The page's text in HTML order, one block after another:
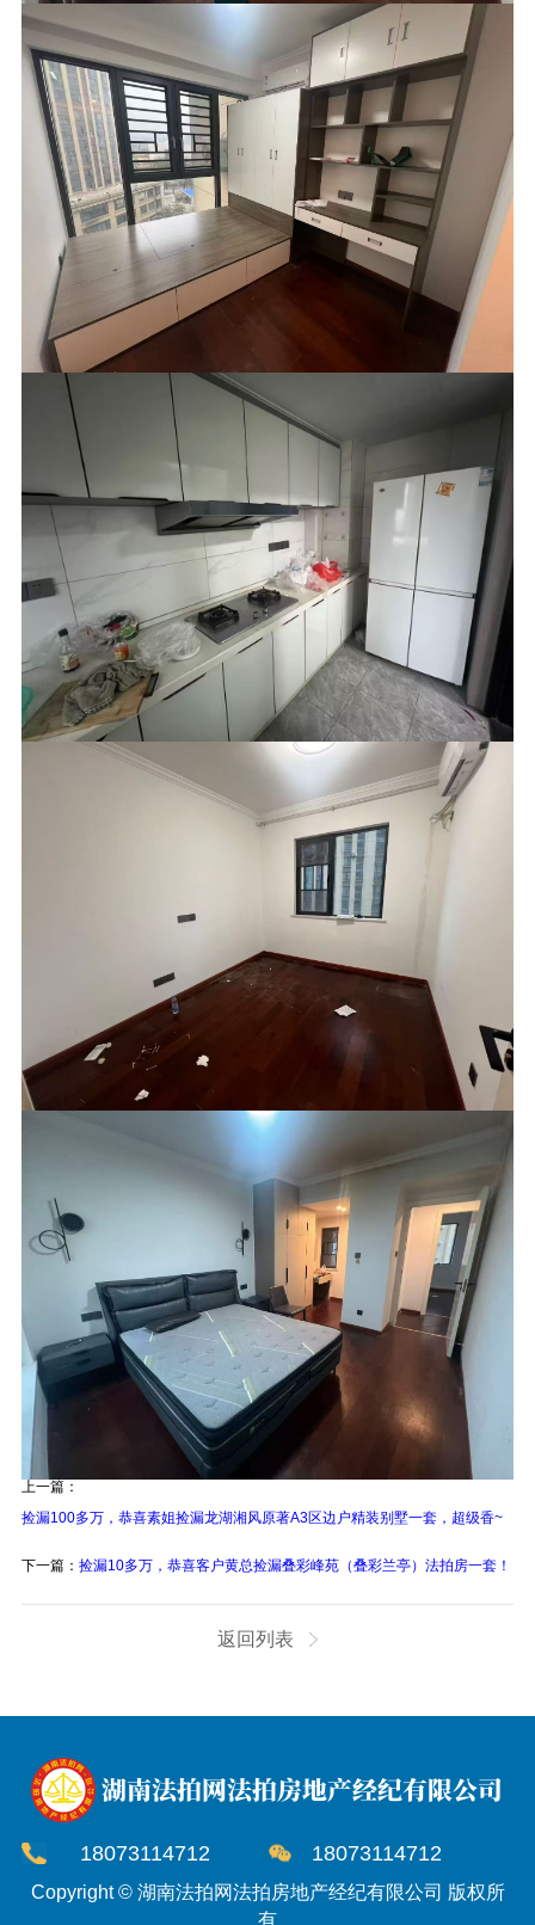
上一篇：
捡漏100多万，恭喜素姐捡漏龙湖湘风原著A3区边户精装别墅一套，超级香~
下一篇： 捡漏10多万，恭喜客户黄总捡漏叠彩峰苑（叠彩兰亭）法拍房一套！
返回列表
18073114712 18073114712
Copyright © 湖南法拍网法拍房地产经纪有限公司 版权所
有